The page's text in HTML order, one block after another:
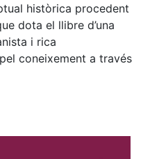
històrica procedent
dota el llibre d’una
i rica
coneixement a través